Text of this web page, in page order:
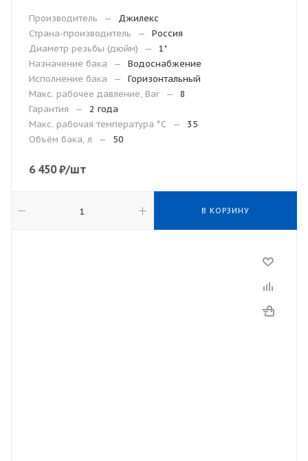
Производитель —
Джилекс
Страна-производитель
—
Россия
Диаметр резьбы (дюйм)
—
1"
Назначение бака
—
Водоснабжение
Исполнение бака
—
Горизонтальный
Макс. рабочее давление, Bar
—
8
Гарантия
—
2 года
Макc. рабочая температура °С
—
35
Объём бака, л
— 50
6 450₽/шт
В КОРЗИНУ